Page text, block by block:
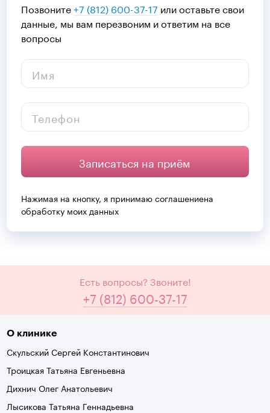
Позвоните+7 (812) 600-37-17 или оставьте свои
данные, мы вам перезвоним и ответим на все
вопросы
Имя
Телефон
Записаться на приём
Нажимая на кнопку, я принимаюсоглашениена
обработку моих данных
Есть вопросы? Звоните!
+7 (812) 600-37-17
О клинике
Скульский Сергей Константинович
Троицкая Татьяна Евгеньевна
Дихнич Олег Анатольевич
Лысикова Татьяна Геннадьевна